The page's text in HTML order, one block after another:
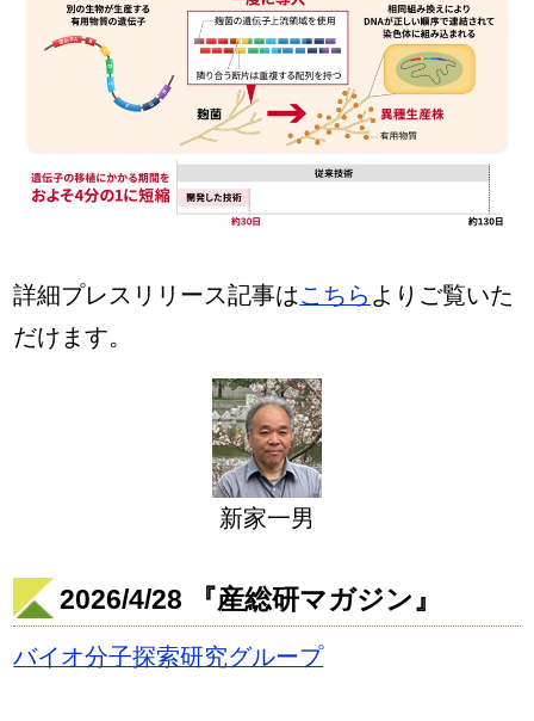
詳細プレスリリース記事はこちら よりご覧いた
だけます。
新家一男
2026/4/28 『産総研マガジン』
バイオ分子探索研究グループ